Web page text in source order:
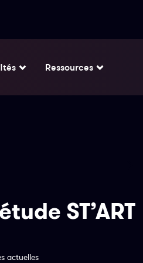
Ressources
ST’ART
actuelles